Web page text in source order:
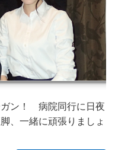
ガン！ 病院同行に日夜
、一緒に頑張りましょ